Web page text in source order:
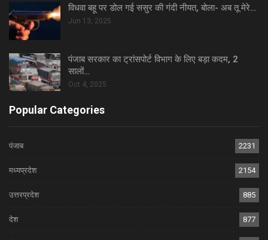
विधवा बहू पर डोल गई ससुर की गंदी नीयत, बोला- अब तू मेरे…
Jun 13, 2025
पंजाब सरकार का ट्रांसपोर्ट विभाग के लिए बड़ा कदम, 2
सालों…
Oct 4, 2025
Popular Categories
पंजाब 2231
मध्यप्रदेश 2154
उत्तरप्रदेश 885
देश 877